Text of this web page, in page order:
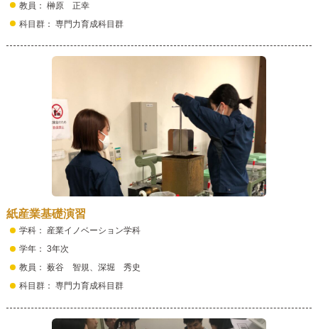
教員： 榊原 正幸
科目群： 専門力育成科目群
紙産業基礎演習
学科： 産業イノベーション学科
学年： 3年次
教員： 薮谷 智規、深堀 秀史
科目群： 専門力育成科目群